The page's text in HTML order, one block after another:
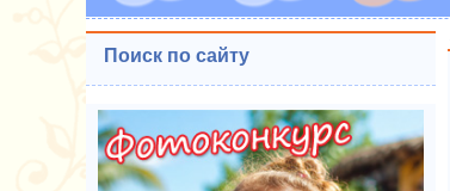
Поиск по сайту